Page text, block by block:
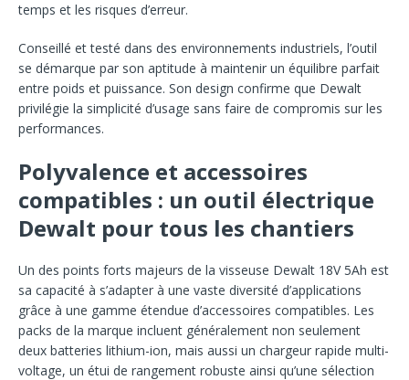
temps et les risques d’erreur.
Conseillé et testé dans des environnements industriels, l’outil
se démarque par son aptitude à maintenir un équilibre parfait
entre poids et puissance. Son design confirme que Dewalt
privilégie la simplicité d’usage sans faire de compromis sur les
performances.
Polyvalence et accessoires
compatibles : un outil électrique
Dewalt pour tous les chantiers
Un des points forts majeurs de la visseuse Dewalt 18V 5Ah est
sa capacité à s’adapter à une vaste diversité d’applications
grâce à une gamme étendue d’accessoires compatibles. Les
packs de la marque incluent généralement non seulement
deux batteries lithium-ion, mais aussi un chargeur rapide multi-
voltage, un étui de rangement robuste ainsi qu’une sélection